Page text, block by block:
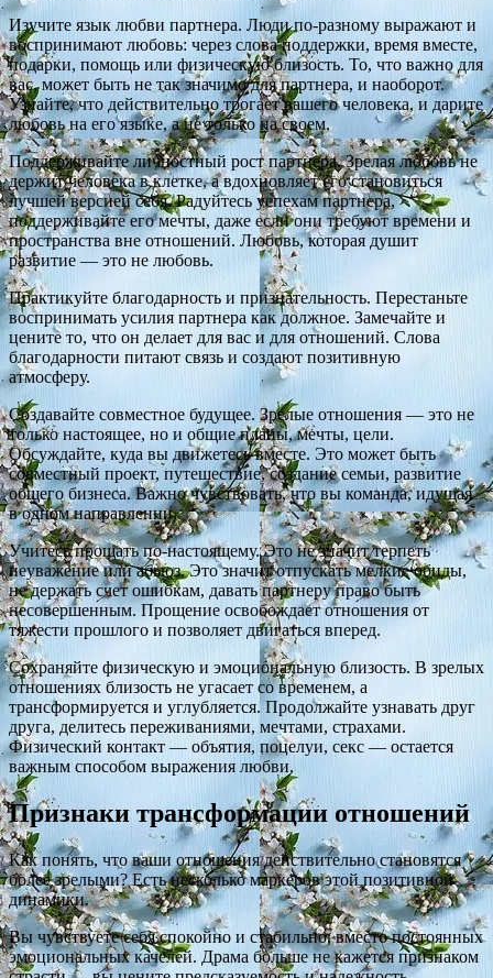
Изучите язык любви партнера. Люди по-разному выражают и
воспринимают любовь: через слова поддержки, время вместе,
подарки, помощь или физическую близость. То, что важно для
вас, может быть не так значимо для партнера, и наоборот.
Узнайте, что действительно трогает вашего человека, и дарите
любовь на его языке, а не только на своем.
Поддерживайте личностный рост партнера. Зрелая любовь не
держит человека в клетке, а вдохновляет его становиться
лучшей версией себя. Радуйтесь успехам партнера,
поддерживайте его мечты, даже если они требуют времени и
пространства вне отношений. Любовь, которая душит
развитие — это не любовь.
Практикуйте благодарность и признательность. Перестаньте
воспринимать усилия партнера как должное. Замечайте и
цените то, что он делает для вас и для отношений. Слова
благодарности питают связь и создают позитивную
атмосферу.
Создавайте совместное будущее. Зрелые отношения — это не
только настоящее, но и общие планы, мечты, цели.
Обсуждайте, куда вы движетесь вместе. Это может быть
совместный проект, путешествие, создание семьи, развитие
общего бизнеса. Важно чувствовать, что вы команда, идущая
в одном направлении.
Учитесь прощать по-настоящему. Это не значит терпеть
неуважение или абьюз. Это значит отпускать мелкие обиды,
не держать счет ошибкам, давать партнеру право быть
несовершенным. Прощение освобождает отношения от
тяжести прошлого и позволяет двигаться вперед.
Сохраняйте физическую и эмоциональную близость. В зрелых
отношениях близость не угасает со временем, а
трансформируется и углубляется. Продолжайте узнавать друг
друга, делитесь переживаниями, мечтами, страхами.
Физический контакт — объятия, поцелуи, секс — остается
важным способом выражения любви.
Признаки трансформации отношений
Как понять, что ваши отношения действительно становятся
более зрелыми? Есть несколько маркеров этой позитивной
динамики.
Вы чувствуете себя спокойно и стабильно, вместо постоянных
эмоциональных качелей. Драма больше не кажется признаком